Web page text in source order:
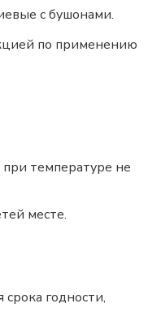
с бушонами.
по применению
температуре не
месте.
годности,